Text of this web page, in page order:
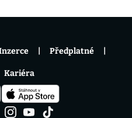
Předplatné
Kariéra